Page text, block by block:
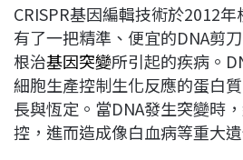
CRISPR基因編輯技術於2012
有了一把精準、便宜的DNA剪
根治基因突變所引起的疾病。
細胞生產控制生化反應的蛋白
長與恆定。當DNA發生突變時
控，進而造成像白血病等重大